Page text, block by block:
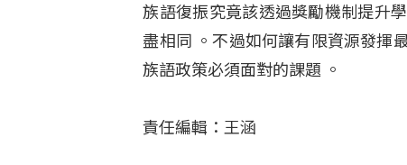
族語復振究竟該透過獎勵機制提升
盡相同 。不過如何讓有限資源發揮
族語政策必須面對的課題 。
責任編輯：王涵